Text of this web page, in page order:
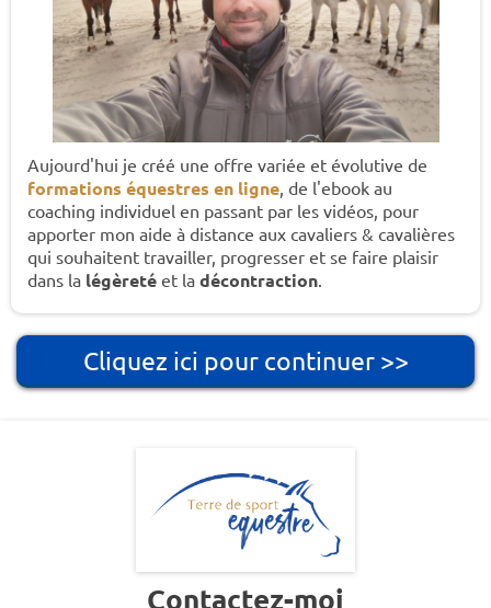
Aujourd'hui je créé une offre variée et évolutive de
formations équestres en ligne, de l'ebook au
coaching individuel en passant par les vidéos, pour
apporter mon aide à distance aux cavaliers & cavalières
qui souhaitent travailler, progresser et se faire plaisir
dans la légèreté et la décontraction.
Cliquez ici pour continuer >>
Contactez-moi